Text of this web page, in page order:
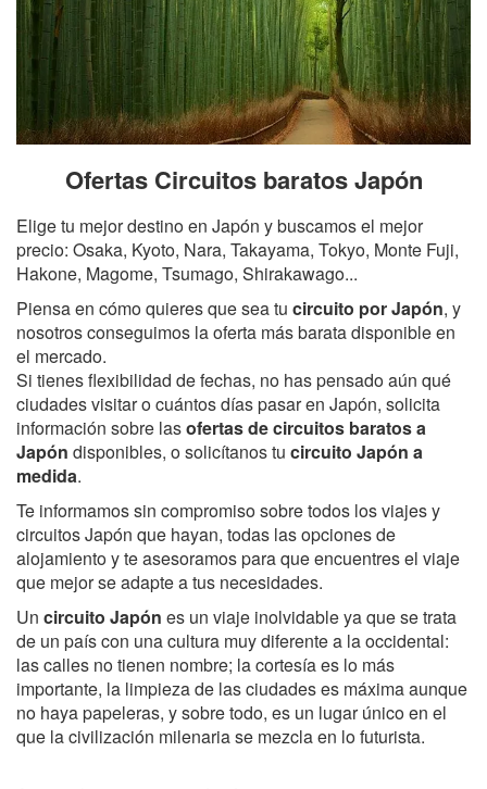
Ofertas Circuitos baratos Japón
Elige tu mejor destino en Japón y buscamos el mejor
precio: Osaka, Kyoto, Nara, Takayama, Tokyo, Monte Fuji,
Hakone, Magome, Tsumago, Shirakawago...
Piensa en cómo quieres que sea tu circuito por Japón, y
nosotros conseguimos la oferta más barata disponible en
el mercado.
Si tienes flexibilidad de fechas, no has pensado aún qué
ciudades visitar o cuántos días pasar en Japón, solicita
información sobre lasofertas de circuitos baratos a
Japón disponibles, o solicítanos tu circuito Japón a
medida.
Te informamos sin compromiso sobre todos los viajes y
circuitos Japón que hayan, todas las opciones de
alojamiento y te asesoramos para que encuentres el viaje
que mejor se adapte a tus necesidades.
Un circuito Japón es un viaje inolvidable ya que se trata
de un país con una cultura muy diferente a la occidental:
las calles no tienen nombre; la cortesía es lo más
importante, la limpieza de las ciudades es máxima aunque
no haya papeleras, y sobre todo, es un lugar único en el
que la civilización milenaria se mezcla en lo futurista.